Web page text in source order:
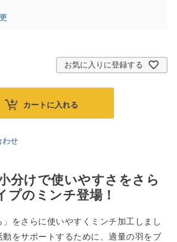
お気に入りに登録する
カートに入れる
わせ
分けで使いやすさをさら
プのミンチ登場！
をさらに使いやすくミンチ加工しまし
をサポートするために、適量の羽をブ